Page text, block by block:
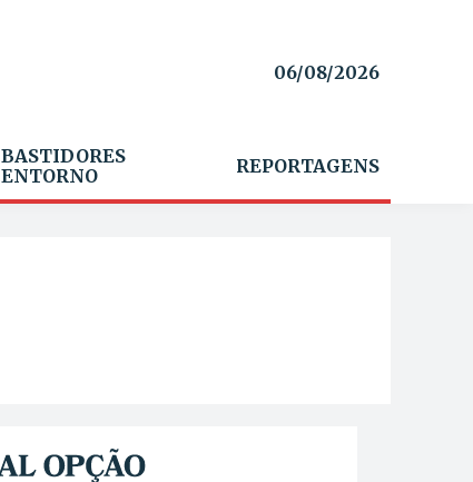
06/08/2026
BASTIDORES
ENTORNO
REPORTAGENS